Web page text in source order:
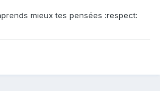
mieux tes pensées :respect: